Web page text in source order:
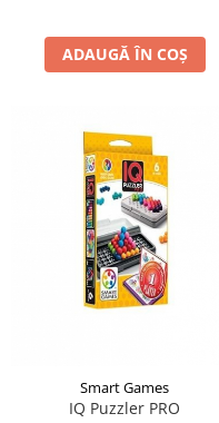
ADAUGĂ ÎN COȘ
Smart Games
IQ Puzzler PRO